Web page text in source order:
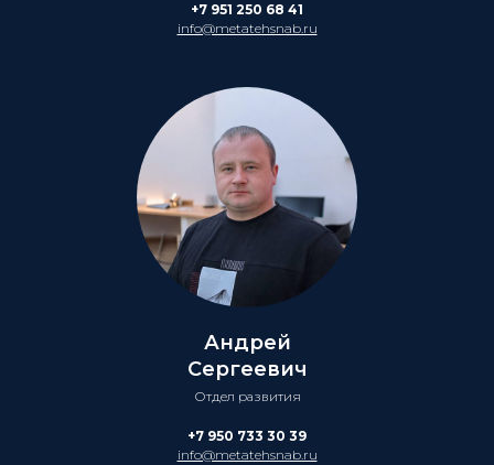
+7 951 250 68 41
info@metatehsnab.ru
Андрей
Сергеевич
Отдел развития
+7 950 733 30 39
info@metatehsnab.ru